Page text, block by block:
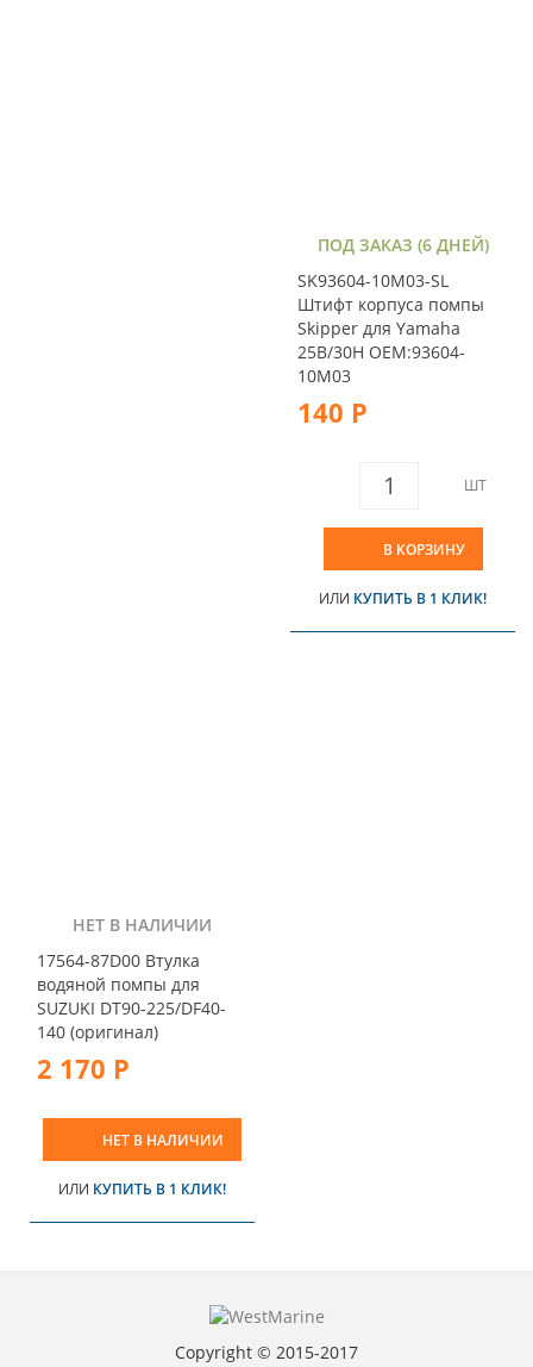
ПОД ЗАКАЗ (6 ДНЕЙ)
SK93604-10M03-SL
Штифт корпуса помпы
Skipper для Yamaha
25B/30H OEM:93604-
10M03
140 Р
ШТ
В КОРЗИНУ
ИЛИ КУПИТЬ В 1 КЛИК!
НЕТ В НАЛИЧИИ
17564-87D00 Втулка
водяной помпы для
SUZUKI DT90-225/DF40-
140 (оригинал)
2 170 Р
НЕТ В НАЛИЧИИ
ИЛИ КУПИТЬ В 1 КЛИК!
Copyright © 2015-2017